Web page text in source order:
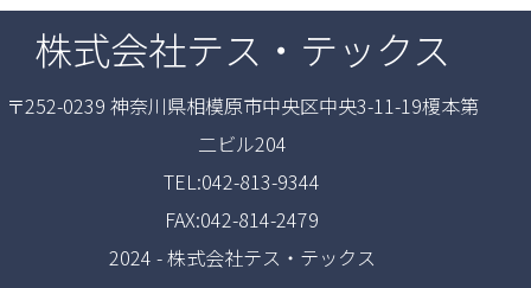
株式会社テス・テックス
〒252-0239 神奈川県相模原市中央区中央3-11-19榎本第
二ビル204
TEL:042-813-9344
FAX:042-814-2479
2024 - 株式会社テス・テックス